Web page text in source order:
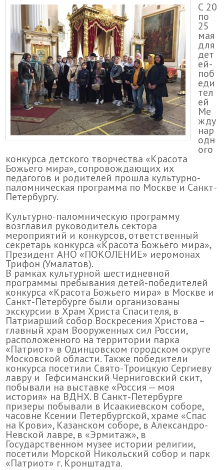
С 20
по
25
мая
для
дет
ей-
поб
еди
тел
ей
Ме
жду
нар
одн
ого
конкурса детского творчества «Красота
Божьего мира», сопровождающих их
педагогов и родителей прошла культурно-
паломническая программа по Москве и Санкт-
Петербургу.
Культурно-паломническую программу
возглавил руководитель сектора
мероприятий и конкурсов, ответственный
секретарь конкурса «Красота Божьего мира»,
Президент АНО «ПОКОЛЕНИЕ» иеромонах
Трифон (Умалатов).
В рамках культурной шестидневной
программы пребывания детей-победителей
конкурса «Красота Божьего мира» в Москве и
Санкт-Петербурге были организованы
экскурсии в Храм Христа Спасителя, в
Патриарший собор Воскресения Христова –
главный храм Вооруженных сил России,
расположенного на территории парка
«Патриот» в Одинцовском городском округе
Московской области. Также победители
конкурса посетили Свято-Троицкую Сергиеву
лавру и Гефсиманский Черниговский скит,
побывали на выставке «Россия — моя
история» на ВДНХ. В Санкт-Петербурге
призеры побывали в Исаакиевском соборе,
часовне Ксении Петербургской, храме «Спас
на Крови», Казанском соборе, в Александро-
Невской лавре, в «Эрмитаж», в
Государственном музее истории религии,
посетили Морской Никольский собор и парк
«Патриот» г. Кронштадта.